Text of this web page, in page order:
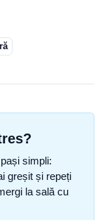
simpli:
greșit și repeți
la sală cu